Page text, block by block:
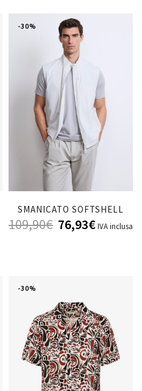
-30%
SMANICATO SOFTSHELL
109,90€ 76,93€IVA inclusa
-30%